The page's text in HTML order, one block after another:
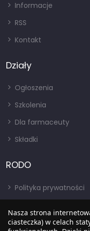
Informacje
RSS
Kontakt
Działy
Ogłoszenia
Szkolenia
Dla farmaceuty
Składki
RODO
Polityka prywatności
RODO
Nasza strona
ciasteczka) w celach